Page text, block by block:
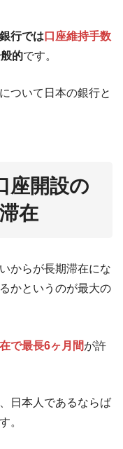
行では 口座維持手数
的です。
ついて日本の銀行と
座開設の
在
からが長期滞在にな
かというのが最大の
で最長6ヶ月間が許
日本人であるならば
。